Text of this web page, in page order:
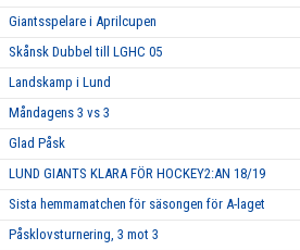
Giantsspelare i Aprilcupen
Skånsk Dubbel till LGHC 05
Landskamp i Lund
Måndagens 3 vs 3
Glad Påsk
LUND GIANTS KLARA FÖR HOCKEY2:AN 18/19
Sista hemmamatchen för säsongen för A-laget
Påsklovsturnering, 3 mot 3